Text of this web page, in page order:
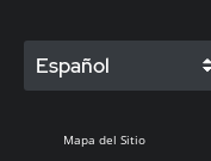
Español
Mapa del Sitio